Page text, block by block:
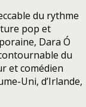
du rythme
pop et
Dara Ó
du
et comédien
Uni, d’Irlande,